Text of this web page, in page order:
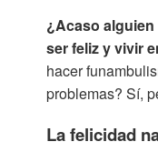
¿Acaso
ser feliz y vivir
hacer
problemas? Sí,
La felicidad